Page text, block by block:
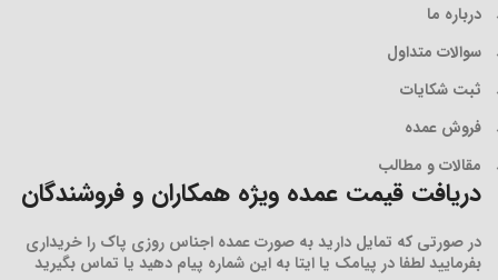
درباره ما
سوالات متداول
ثبت شکایات
فروش عمده
مقالات و مطالب
دریافت قیمت عمده ویژه همکاران و فروشندگان
در صورتی که تمایل دارید به صورت عمده اجناس روزی پاک را خریداری
بفرمایید لطفا در پیامک یا ایتا به این شماره پیام دهید یا تماس بگیرید